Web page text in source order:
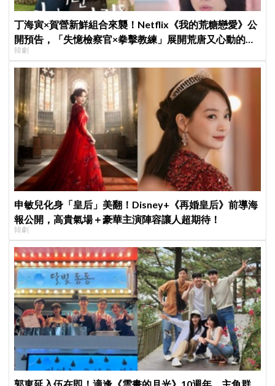
丁海寅×賀營新鮮組合來襲！Netflix《我的荒糖戀愛》公
開預告，「失憶檢察官×拳擊教練」展開荒唐又心動的同
居戀愛
韓劇
申敏兒化身「皇后」美翻！Disney+《再婚皇后》前導海
報公開，高貴氣場＋豪華主演陣容讓人超期待！
韓劇